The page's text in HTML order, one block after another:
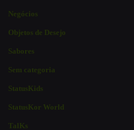
Negócios
Objetos de Desejo
Sabores
Sem categoria
StatusKids
StatusKor World
TalKs